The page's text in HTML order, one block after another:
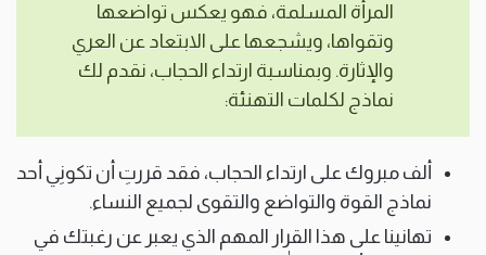
المرأة المسلمة، فهو يعكس تواضعها
وتقواها، ويشجعها على الابتعاد عن العري
والإثارة. وبمناسبة ارتداء الحجاب، نقدم لك
نماذج لكلمات التهنئة:
ألف مبروك على ارتداء الحجاب، فقد قررتِ أن تكونِي أحد
نماذج القوة والتواضع والتقوى لجميع النساء.
تهانينا على هذا القرار المهم الذي يعبر عن رغبتك في